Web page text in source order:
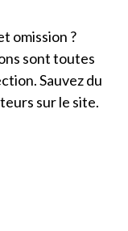
omission ?
sont toutes
Sauvez du
sur le site.